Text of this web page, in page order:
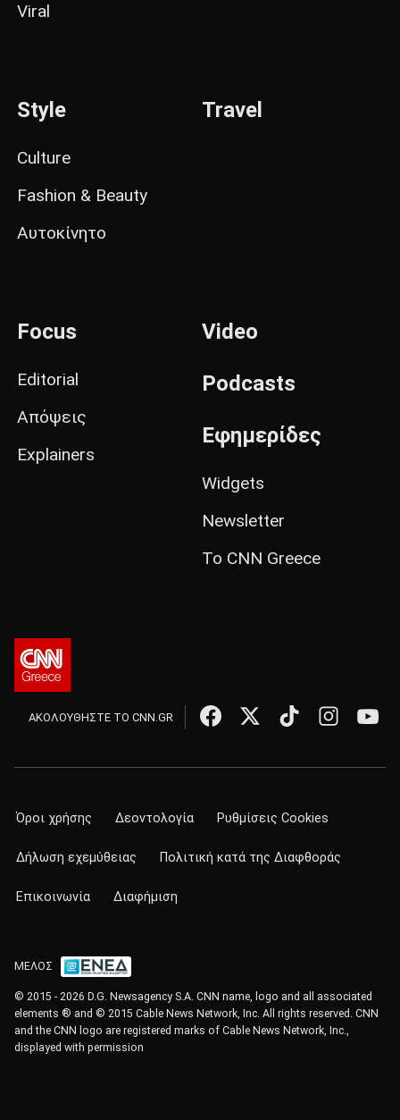
Viral
Style
Culture
Fashion & Beauty
Αυτοκίνητο
Travel
Focus
Editorial
Απόψεις
Explainers
Video
Podcasts
Εφημερίδες
Widgets
Newsletter
Το CNN Greece
ΑΚΟΛΟΥΘΗΣΤΕ ΤΟ CNN.GR
Όροι χρήσης Δεοντολογία Ρυθμίσεις Cookies
Δήλωση εχεμύθειας Πολιτική κατά της Διαφθοράς
Επικοινωνία Διαφήμιση
ΜΕΛΟΣ
© 2015 - 2026 D.G. Newsagency S.A. CNN name, logo and all associated
elements ® and © 2015 Cable News Network, Inc. All rights reserved. CNN
and the CNN logo are registered marks of Cable News Network, Inc.,
displayed with permission